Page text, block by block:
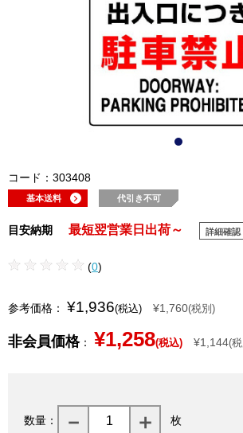
コード：303408
基本送料 代引き不可
目安納期 最短翌営業日出荷～ 詳細確認
(0)
参考価格： ¥1,936(税込) ¥1,760(税別)
非会員価格： ¥1,258(税込) ¥1,144(
数量： 枚